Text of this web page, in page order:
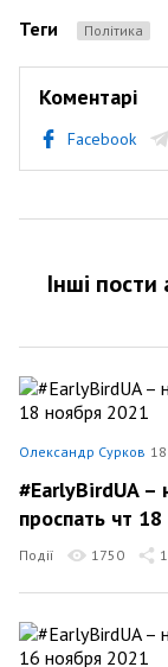
Теги Політика
Коментарі
Facebook
Інші пости
Олександр Сурков
#EarlyBirdUA –
проспать чт
Події 1750